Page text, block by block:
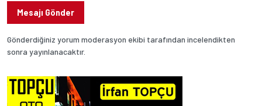
Mesajı Gönder
Gönderdiğiniz yorum moderasyon ekibi tarafından incelendikten
sonra yayınlanacaktır.